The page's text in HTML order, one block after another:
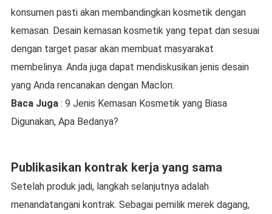
konsumen pasti akan membandingkan kosmetik dengan
kemasan. Desain kemasan kosmetik yang tepat dan sesuai
dengan target pasar akan membuat masyarakat
membelinya. Anda juga dapat mendiskusikan jenis desain
yang Anda rencanakan dengan Maclon.
Baca Juga: 9 Jenis Kemasan Kosmetik yang Biasa
Digunakan, Apa Bedanya?
Publikasikan kontrak kerja yang sama
Setelah produk jadi, langkah selanjutnya adalah
menandatangani kontrak. Sebagai pemilik merek dagang,